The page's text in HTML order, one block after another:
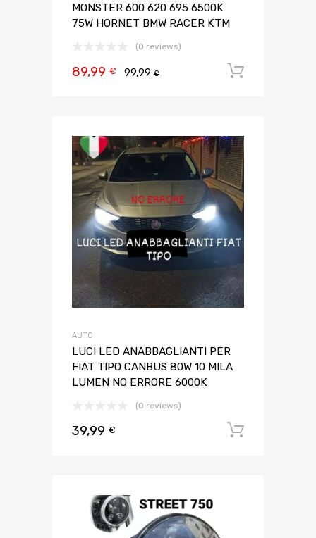
MONSTER 600 620 695 6500K
75W HORNET BMW RACER KTM
(0 reviews)
99,99€
89,99 €
AUTO
LUCI LED ANABBAGLIANTI PER
FIAT TIPO CANBUS 80W 10 MILA
LUMEN NO ERRORE 6000K
(0 reviews)
39,99 €